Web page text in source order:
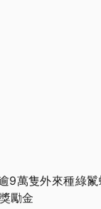
9萬隻外來種綠
勵金